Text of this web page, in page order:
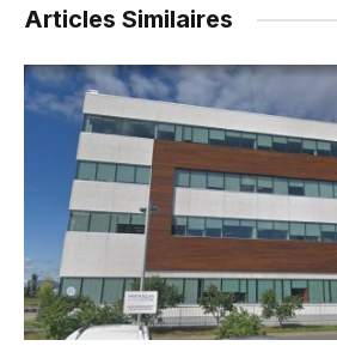
Articles Similaires